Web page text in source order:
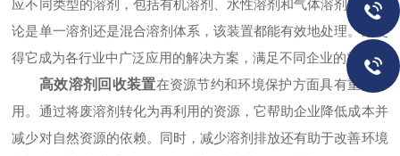
应不同类型的溶剂，包括有机溶剂、水性溶剂和气体溶剂等。无
论是单一溶剂还是混合溶剂体系，该装置都能有效地处理。这使
得它成为各行业中广泛应用的解决方案，满足不同企业的需求。
高效溶剂回收装置在资源节约和环境保护方面具有重要作
用。通过将废溶剂转化为再利用的资源，它帮助企业降低成本并
减少对自然资源的依赖。同时，减少溶剂排放还有助于改善环境